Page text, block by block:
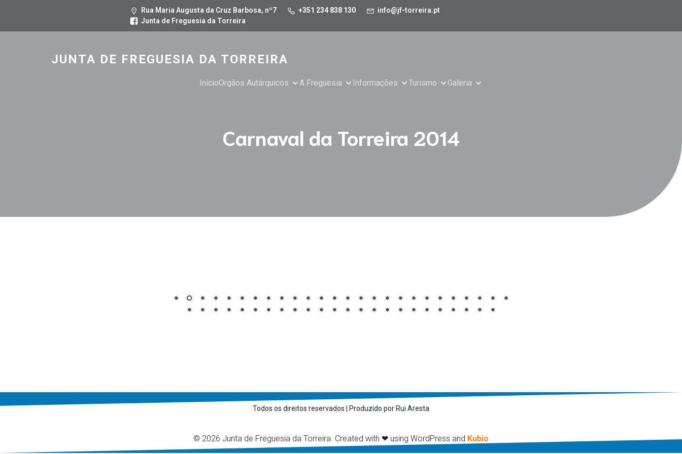
Rua Maria Augusta da Cruz Barbosa, nº7 +351 234 838 130
info@jf-torreira.pt
Junta de Freguesia da Torreira
JUNTA DE FREGUESIA DA TORREIRA
InícioOrgãos Autárquicos A Freguesia Informações Turismo Galeria
Carnaval da Torreira 2014
Todos os direitos reservados | Produzido por Rui Aresta
© 2026 Junta de Freguesia da Torreira. Created with ❤ using WordPress and Kubio